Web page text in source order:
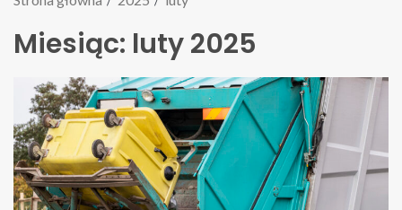
Miesiąc: luty 2025